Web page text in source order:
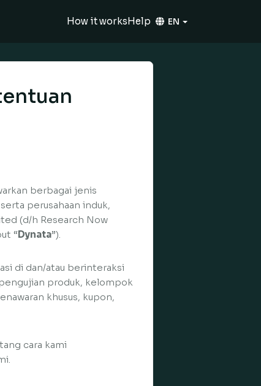
How it worksHelp EN
berbagai jenis
perusahaan induk,
(d/h Research Now
“Dynata”).
di dan/atau berinteraksi
produk, kelompok
khusus, kupon,
cara kami